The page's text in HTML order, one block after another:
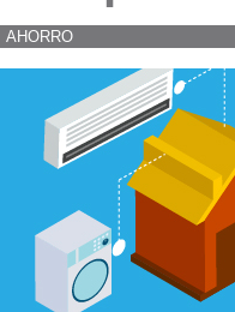
AHORRO